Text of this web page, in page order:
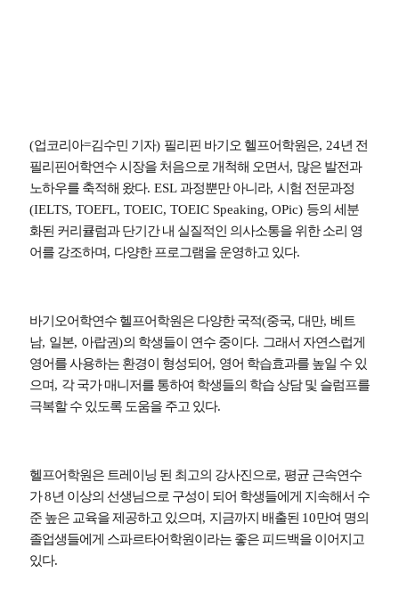
(업코리아=김수민 기자) 필리핀 바기오 헬프어학원은, 24년 전
필리핀어학연수 시장을 처음으로 개척해 오면서, 많은 발전과
노하우를 축적해 왔다. ESL과정뿐만 아니라, 시험 전문과정
(IELTS, TOEFL, TOEIC, TOEIC Speaking, OPic) 등의 세분
화된 커리큘럼과 단기간 내 실질적인 의사소통을 위한 소리 영
어를 강조하며, 다양한 프로그램을 운영하고 있다.
바기오어학연수 헬프어학원은 다양한 국적(중국, 대만, 베트
남, 일본, 아랍권)의 학생들이 연수 중이다. 그래서 자연스럽게
영어를 사용하는 환경이 형성되어, 영어 학습효과를 높일 수 있
으며, 각 국가 매니저를 통하여 학생들의 학습 상담 및 슬럼프를
극복할 수 있도록 도움을 주고 있다.
헬프어학원은 트레이닝 된 최고의 강사진으로, 평균 근속연수
가8년 이상의 선생님으로 구성이 되어 학생들에게 지속해서 수
준 높은 교육을 제공하고 있으며, 지금까지 배출된 10만여 명의
졸업생들에게 스파르타어학원이라는 좋은 피드백을 이어지고
있다.